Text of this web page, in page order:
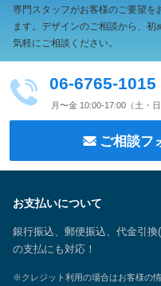
専門スタッフがお客様のご要望を
ます。 デザインのご相談から、初
気軽にご相談ください。
06-6765-1015
月〜金 10:00-17:00（土・日
ご相談フ
お支払いについて
銀行振込、郵便振込、代金引換
の支払にも対応！
※クレジット利用の場合はお客様の